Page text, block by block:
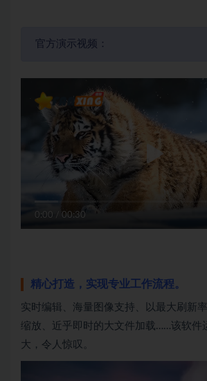
官方演示视频：
0:00 / 00:30
精心打造，实现专业工作流程。
实时编辑、海量图像支持、以最大刷新
缩放、近乎即时的大文件加载……该软件
大，令人惊叹。